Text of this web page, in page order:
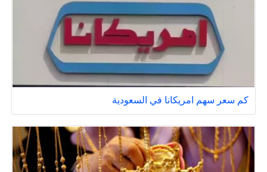
كم سعر سهم امريكانا في السعودية